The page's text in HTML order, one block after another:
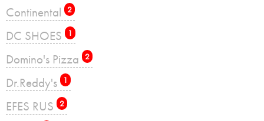
Continental 2
DC SHOES 1
Domino's Pizza 2
Dr.Reddy's 1
EFES RUS 2